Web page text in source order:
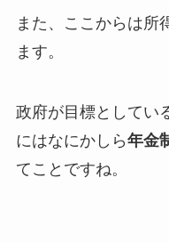
また、ここからは所
ます。
政府が目標としてい
にはなにかしら年金
てことですね。